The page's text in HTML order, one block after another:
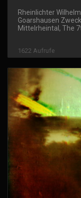
Rheinlichter
Goarshausen
Mittelrheintal, The
1622 Aufrufe